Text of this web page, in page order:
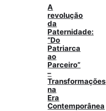
A
revolução
da
Paternidade:
“Do
Patriarca
ao
Parceiro”
–
Transformações
na
Era
Contemporânea